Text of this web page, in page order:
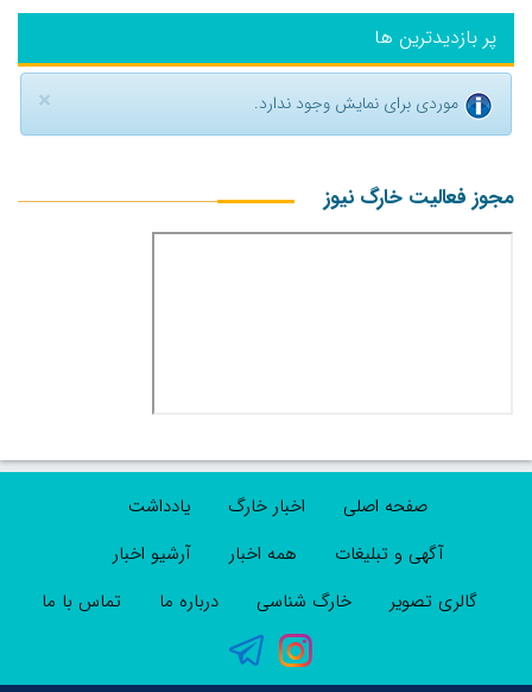
پر بازدیدترین ها
× موردی برای نمایش وجود ندارد.
مجوز فعالیت خارگ نیوز
صفحه اصلی اخبار خارگ
یادداشت
آگهی و تبلیغات
همه اخبار
آرشیو اخبار
گالری تصویر
خارگ شناسی درباره ما تماس با ما